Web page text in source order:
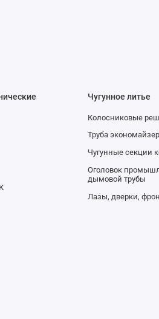
диаметром самой арматуры, то
Параметр же номинального
температуры 20 градусов
прочность, размеры и срок
давление показывает
трубопроводной системе.
Наша компания готова
оборудования. Представленная
химической стойкости и
Если у Вас возникают какие-либо
Чугунное литье
Колосниковые
Труба
Чугунные секции
Оголовок
дымовой трубы
Лазы, дверки,